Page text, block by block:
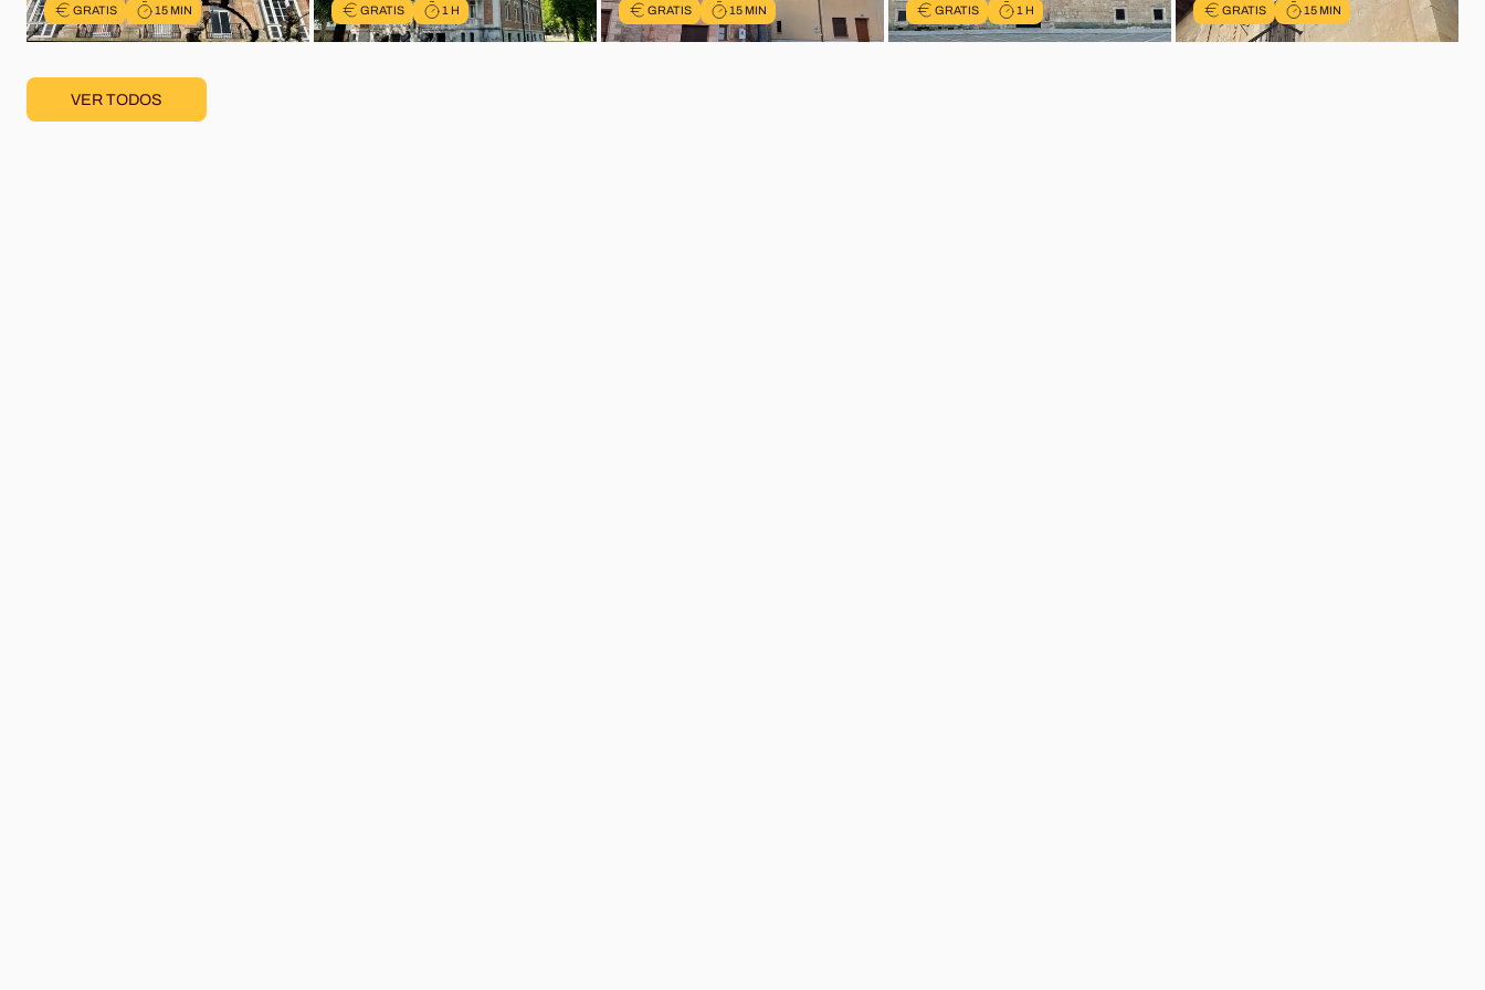
GRATIS 15 MIN GRATIS 1 H GRATIS 15 MIN GRATIS 1 H GRATIS 15 MIN
VER TODOS